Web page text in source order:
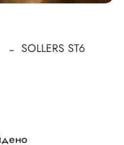
SOLLERS ST6